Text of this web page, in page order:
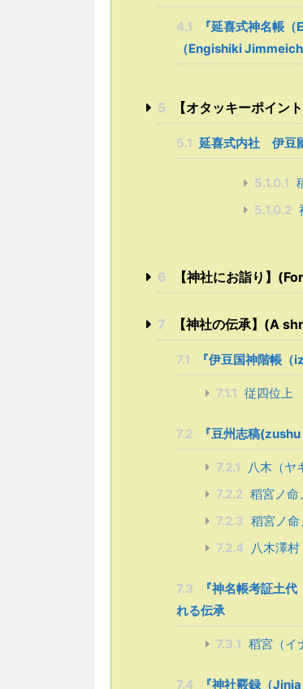
4.1
『延喜式神名帳
（Engishiki
5 【オタッキーポイン
5.1 延喜式内社 伊豆
5.1.0.1
5.1.0.2
6 【神社にお詣り】
7 【神社の伝承】(A
7.1 『伊豆国神階帳
7.1.1 従四位上
7.2 『豆州志稿
7.2.1
八木（ヤ
7.2.2 稻宮ノ命
7.2.3 稻宮ノ命
7.2.4
八木澤
7.3
『神名帳考証土
れる伝承
7.3.1 稻宮（イ
7.4 『神社覈録（